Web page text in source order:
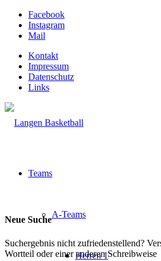
Facebook
Instagram
Mail
Kontakt
Impressum
Datenschutz
Links
Teams
A-Teams
Herren 1
Neue Suche
Suchergebnis nicht zufriedenstellend?
Wortteil oder einer anderen Schreibweise